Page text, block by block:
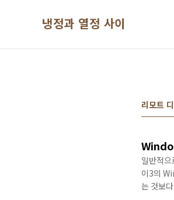
냉정과 열정 사이
리모트
일반적
이3의
는 것보